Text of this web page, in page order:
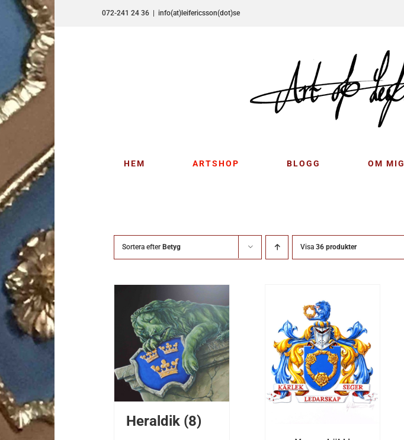
Fortsätt
innehållet
072-241 24 36 info(at)leifericsson(dot)se
HEM ARTSHOP BLOGG OM MIG
Sortera efter Betyg Visa 36 produkter
Heraldik (8)
DETALJER DETALJER